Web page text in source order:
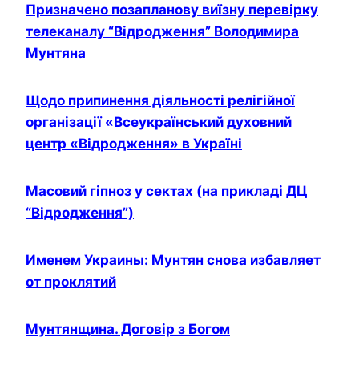
Призначено позапланову виїзну перевірку
телеканалу “Відродження” Володимира
Мунтяна
Щодо припинення діяльності релігійної
організації «Всеукраїнський духовний
центр «Відродження» в Україні
Масовий гіпноз у сектах (на прикладі ДЦ
“Відродження”)
Именем Украины: Мунтян снова избавляет
от проклятий
Мунтянщина. Договір з Богом